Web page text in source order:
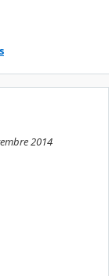
2014